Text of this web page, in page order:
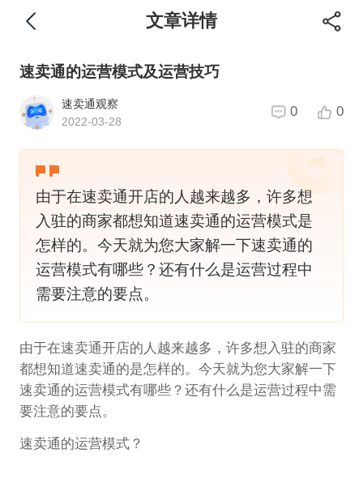
文章详情
速卖通的运营模式及运营技巧
速卖通观察
2022-03-28
0 0
由于在速卖通开店的人越来越多，许多想
入驻的商家都想知道速卖通的运营模式是
怎样的。今天就为您大家解一下速卖通的
运营模式有哪些？还有什么是运营过程中
需要注意的要点。
由于在速卖通开店的人越来越多，许多想入驻的商家
都想知道速卖通的是怎样的。今天就为您大家解一下
速卖通的运营模式有哪些？还有什么是运营过程中需
要注意的要点。
速卖通的运营模式？